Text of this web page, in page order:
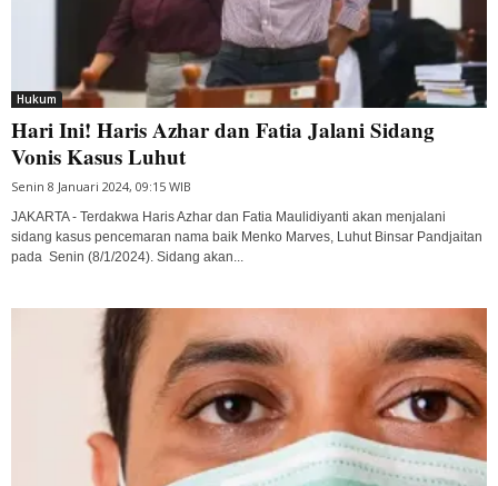
Hukum
Hari Ini! Haris Azhar dan Fatia Jalani Sidang
Vonis Kasus Luhut
Senin 8 Januari 2024, 09:15 WIB
JAKARTA - Terdakwa Haris Azhar dan Fatia Maulidiyanti akan menjalani
sidang kasus pencemaran nama baik Menko Marves, Luhut Binsar Pandjaitan
pada Senin (8/1/2024). Sidang akan...